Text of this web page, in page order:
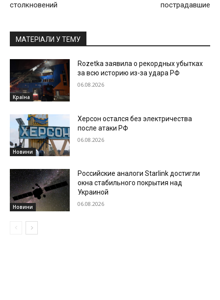
столкновений
пострадавшие
МАТЕРІАЛИ У ТЕМУ
Країна
Rozetka заявила о рекордных убытках
за всю историю из-за удара РФ
06.08.2026
Новини
Херсон остался без электричества
после атаки РФ
06.08.2026
Новини
Российские аналоги Starlink достигли
окна стабильного покрытия над
Украиной
06.08.2026